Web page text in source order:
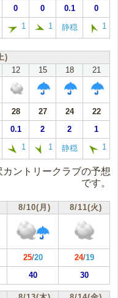
0 0 0.1 0
1 1 静穏 1
)
12 15 18 21
28 27 24
22
0.1 2 2 1
1 1 静穏 1
ントリークラブの予想
です。
8/10(月) 8/11(火)
25/20 24/19
40 30